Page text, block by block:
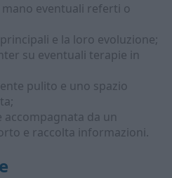
eventuali referti o
e la loro evoluzione;
su eventuali terapie in
pulito e uno spazio
accompagnata da un
e raccolta informazioni.